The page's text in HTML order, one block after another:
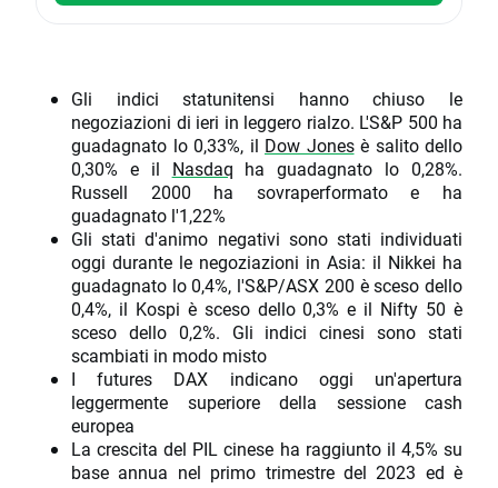
Gli indici statunitensi hanno chiuso le
negoziazioni di ieri in leggero rialzo. L'S&P 500 ha
guadagnato lo 0,33%, il Dow Jonesè salito dello
0,30% e il Nasdaq ha guadagnato lo 0,28%.
Russell 2000 ha sovraperformato e ha
guadagnato l'1,22%
Gli stati d'animo negativi sono stati individuati
oggi durante le negoziazioni in Asia: il Nikkei ha
guadagnato lo 0,4%, l'S&P/ASX 200 è sceso dello
0,4%, il Kospi è sceso dello 0,3% e il Nifty 50 è
sceso dello 0,2%. Gli indici cinesi sono stati
scambiati in modo misto
I futures DAX indicano oggi un'apertura
leggermente superiore della sessione cash
europea
La crescita del PIL cinese ha raggiunto il 4,5% su
base annua nel primo trimestre del 2023 ed è